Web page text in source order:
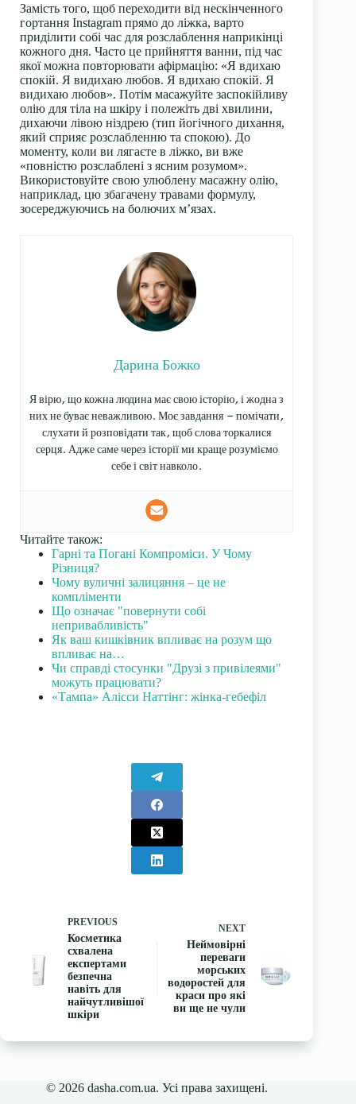
Замість того, щоб переходити від нескінченного
гортання Instagram прямо до ліжка, варто
приділити собі час для розслаблення наприкінці
кожного дня. Часто це прийняття ванни, під час
якої можна повторювати афірмацію: «Я вдихаю
спокій. Я видихаю любов. Я вдихаю спокій. Я
видихаю любов». Потім масажуйте заспокійливу
олію для тіла на шкіру і полежіть дві хвилини,
дихаючи лівою ніздрею (тип йогічного дихання,
який сприяє розслабленню та спокою). До
моменту, коли ви лягаєте в ліжко, ви вже
«повністю розслаблені з ясним розумом».
Використовуйте свою улюблену масажну олію,
наприклад, цю збагачену травами формулу,
зосереджуючись на болючих м’язах.
Дарина Божко
Я вірю, що кожна людина має свою історію, і жодна з
них не буває неважливою. Моє завдання — помічати,
слухати й розповідати так, щоб слова торкалися
серця. Адже саме через історії ми краще розуміємо
себе і світ навколо.
Читайте також:
Гарні та Погані Компроміси. У Чому
Різниця?
Чому вуличні залицяння – це не
компліменти
Що означає "повернути собі
непривабливість"
Як ваш кишківник впливає на розум що
впливає на…
Чи справді стосунки "Друзі з привілеями"
можуть працювати?
«Тампа» Алісси Наттінг: жінка-гебефіл
PREVIOUS
Косметика
схвалена
експертами
безпечна
навіть для
найчутливішої
шкіри
NEXT
Неймовірні
переваги
морських
водоростей для
краси про які
ви ще не чули
© 2026 dasha.com.ua. Усі права захищені.